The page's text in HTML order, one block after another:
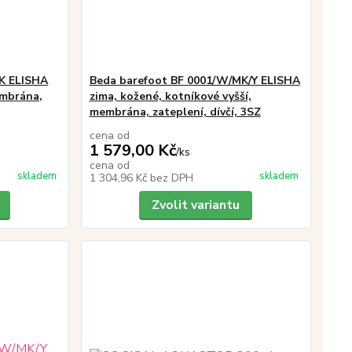
ELISHA
skladem
Beda barefoot BF 0001/W/MK/Y ELISHA
zima, kožené, kotníkové vyšší,
membrána, zateplení, dívčí, 3SZ
cena od
1 579,00 Kč/ks
cena od
1 304,96 Kč bez DPH skladem
Zvolit variantu